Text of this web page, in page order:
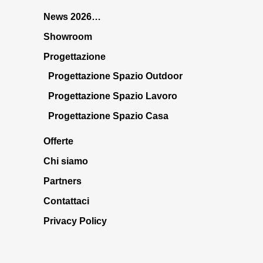
News 2026…
Showroom
Progettazione
Progettazione Spazio Outdoor
Progettazione Spazio Lavoro
Progettazione Spazio Casa
Offerte
Chi siamo
Partners
Contattaci
Privacy Policy